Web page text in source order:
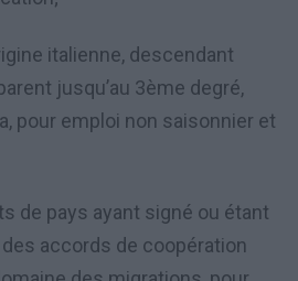
italienne, descendant
jusqu’au 3ème degré,
pour emploi non saisonnier et
de pays ayant signé ou étant
accords de coopération